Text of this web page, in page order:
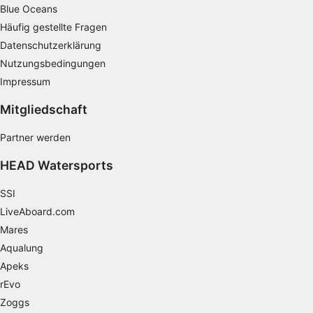
Blue Oceans
Häufig gestellte Fragen
Datenschutzerklärung
Nutzungsbedingungen
Impressum
Mitgliedschaft
Partner werden
HEAD Watersports
SSI
LiveAboard.com
Mares
Aqualung
Apeks
rEvo
Zoggs
Speichern von oder Zugriff auf
Informationen auf einem Endgerät
Verwendung reduzierter Daten zur Auswahl
Erstellung von Profilen für personalisierte
personalisierter Werbung
Erstellung von Profilen zur Personalisierung
Verwendung von Profilen zur Auswahl
personalisierter Inhalte
Messung der Werbeleistung
Analyse von Zielgruppen durch Statistiken